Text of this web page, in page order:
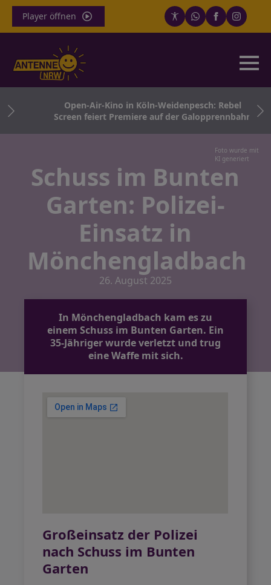
Player öffnen
Open-Air-Kino in Köln-Weidenpesch: Rebel
Screen feiert Premiere auf der Galopprennbahn
Foto wurde mit
KI generiert
Schuss im Bunten
Garten: Polizei-
Einsatz in
Mönchengladbach
26. August 2025
In Mönchengladbach kam es zu
einem Schuss im Bunten Garten. Ein
35-Jähriger wurde verletzt und trug
eine Waffe mit sich.
Großeinsatz der Polizei
nach Schuss im Bunten
Garten